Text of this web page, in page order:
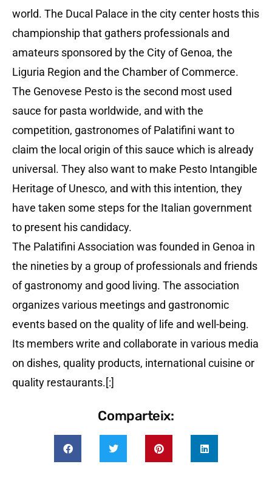
world. The Ducal Palace in the city center hosts this
championship that gathers professionals and
amateurs sponsored by the City of Genoa, the
Liguria Region and the Chamber of Commerce.
The Genovese Pesto is the second most used
sauce for pasta worldwide, and with the
competition, gastronomes of Palatifini want to
claim the local origin of this sauce which is already
universal. They also want to make Pesto Intangible
Heritage of Unesco, and with this intention, they
have taken some steps for the Italian government
to present his candidacy.
The Palatifini Association was founded in Genoa in
the nineties by a group of professionals and friends
of gastronomy and good living. The association
organizes various meetings and gastronomic
events based on the quality of life and well-being.
Its members write and collaborate in various media
on dishes, quality products, international cuisine or
quality restaurants.[:]
Comparteix: